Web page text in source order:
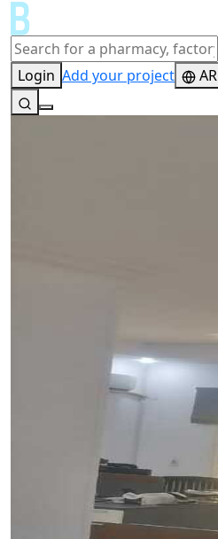
Login Add your project AR